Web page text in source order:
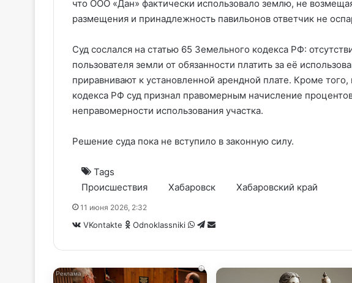
что ООО «Дан» фактически использовало землю, не
размещения и принадлежность павильонов ответчик не
Суд сослался на статью 65 Земельного кодекса РФ:
пользователя земли от обязанности платить за её
приравнивают к установленной арендной плате. Кроме того,
кодекса РФ суд признал правомерным начисление
неправомерности использования участка.
Решение суда пока не вступило в законную силу.
Tags
Происшествия
Хабаровск Хабаровский край
11 июня 2026, 2:32
VKontakte Odnoklassniki WhatsApp
Telegram
Share
Email
i